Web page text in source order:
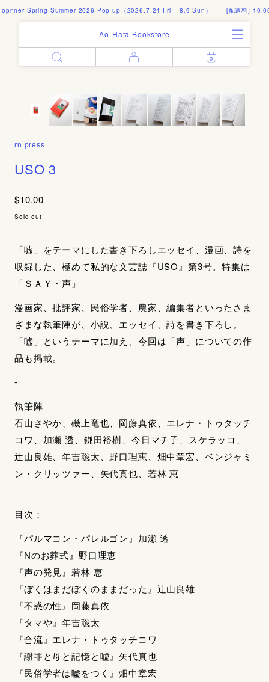
Spring Summer 2026 Pop-up（2026.7.24 Fri – 8.9 Sun） [配送料] 10,000円
Ao-Hata Bookstore
All Products
Architecture
Art
Design
Instagram
About
Enter
Email address
Forgot your password?
Create account
0
rn press
USO 3
$10.00
Sold out
「嘘」をテーマにした書き下ろしエッセイ、漫画、詩を
収録した、極めて私的な文芸誌『USO』第3号。特集は
「ＳＡＹ・声」
漫画家、批評家、民俗学者、農家、編集者といったさま
ざまな執筆陣が、小説、エッセイ、詩を書き下ろし。
「嘘」というテーマに加え、今回は「声」についての作
品も掲載。
-
執筆陣
石山さやか、磯上竜也、岡藤真依、エレナ・トゥタッチ
コワ、加瀬 透、鎌田裕樹、今日マチ子、スケラッコ、
辻山良雄、年吉聡太、野口理恵、畑中章宏、ベンジャミ
ン・クリッツァー、矢代真也、若林 恵
目次：
『パルマコン・パレルゴン』加瀬 透
『Nのお葬式』野口理恵
『声の発見』若林 恵
『ぼくはまだぼくのままだった』辻山良雄
『不惑の性』岡藤真依
『タマや』年吉聡太
『合流』エレナ・トゥタッチコワ
『謝罪と母と記憶と嘘』矢代真也
『民俗学者は嘘をつく』畑中章宏